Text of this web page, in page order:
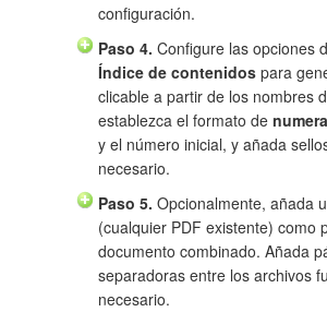
configuración.
Paso 4. Configure las opciones
Índice de contenidos para
clicable a partir de los nombres
establezca el formato de
y el número inicial, y añada
necesario.
Paso 5. Opcionalmente, añada
(cualquier PDF existente) como
documento combinado. Añada
separadoras entre los archivos
necesario.